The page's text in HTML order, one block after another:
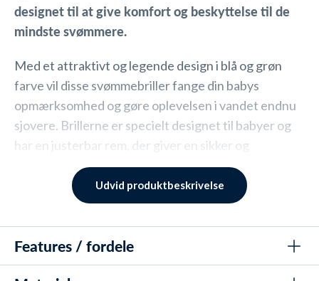
designet til at give komfort og beskyttelse til de
mindste svømmere.
Med et attraktivt og legende design i blå og grøn
farve vil disse svømmebriller fange din babys
opmærksomhed og gøre oplevelsen i vandet endnu
sjovere. Brillerne er specielt designet til babyer og
har en justerbar rem, der giver en sikker og
behagelig pasform. Remmen er nem at justere, så
den passer perfekt til din babys hovedstørrelse.
både over og under vandet. Brillerne er lavet af
Udvid produktbeskrivelse
Features / fordele